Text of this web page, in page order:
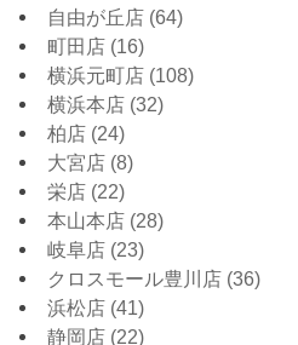
自由が丘店 (64)
町田店 (16)
横浜元町店 (108)
横浜本店 (32)
柏店 (24)
大宮店 (8)
栄店 (22)
本山本店 (28)
岐阜店 (23)
クロスモール豊川店 (36)
浜松店 (41)
静岡店 (22)